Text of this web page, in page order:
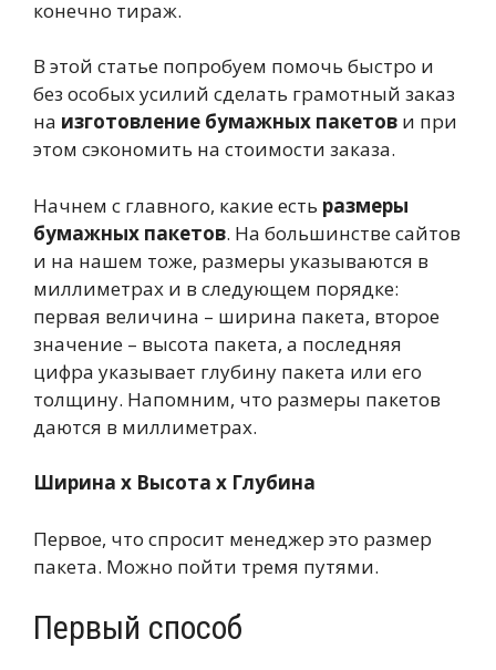
конечно тираж.
В этой статье попробуем помочь быстро и
без особых усилий сделать грамотный заказ
на изготовление бумажных пакетов и при
этом сэкономить на стоимости заказа.
Начнем с главного, какие есть размеры
бумажных пакетов. На большинстве сайтов
и на нашем тоже, размеры указываются в
миллиметрах и в следующем порядке:
первая величина – ширина пакета, второе
значение – высота пакета, а последняя
цифра указывает глубину пакета или его
толщину. Напомним, что размеры пакетов
даются в миллиметрах.
Ширина х Высота х Глубина
Первое, что спросит менеджер это размер
пакета. Можно пойти тремя путями.
Первый способ